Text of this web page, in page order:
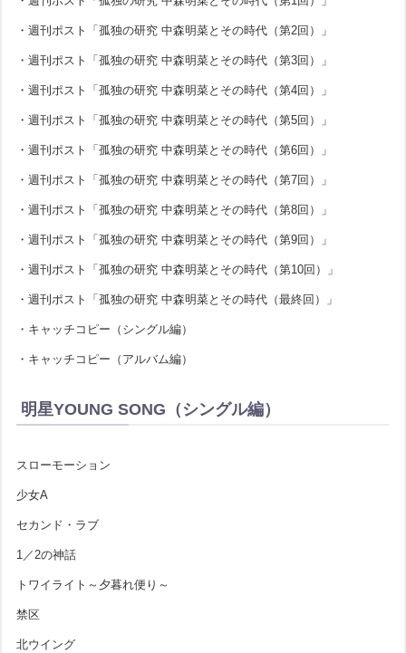
・週刊ポスト「孤独の研究 中森明菜とその時代（第2回）」
・週刊ポスト「孤独の研究 中森明菜とその時代（第3回）」
・週刊ポスト「孤独の研究 中森明菜とその時代（第4回）」
・週刊ポスト「孤独の研究 中森明菜とその時代（第5回）」
・週刊ポスト「孤独の研究 中森明菜とその時代（第6回）」
・週刊ポスト「孤独の研究 中森明菜とその時代（第7回）」
・週刊ポスト「孤独の研究 中森明菜とその時代（第8回）」
・週刊ポスト「孤独の研究 中森明菜とその時代（第9回）」
・週刊ポスト「孤独の研究 中森明菜とその時代（第10回）」
・週刊ポスト「孤独の研究 中森明菜とその時代（最終回）」
・キャッチコピー（シングル編）
・キャッチコピー（アルバム編）
明星YOUNG SONG（シングル編）
スローモーション
少女A
セカンド・ラブ
1／2の神話
トワイライト～夕暮れ便り～
禁区
北ウイング